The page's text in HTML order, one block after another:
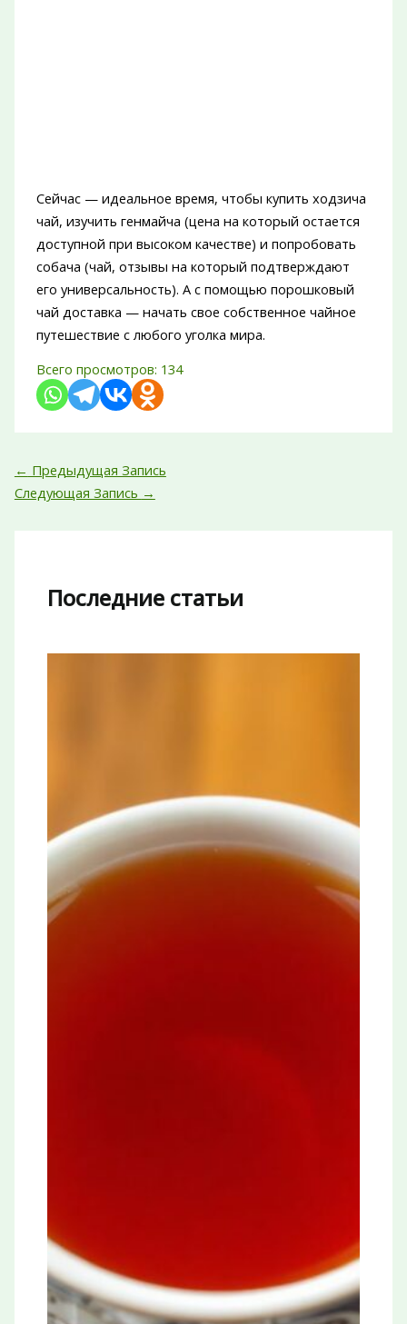
Сейчас — идеальное время, чтобы купить ходзича
чай, изучить генмайча (цена на который остается
доступной при высоком качестве) и попробовать
собача (чай, отзывы на который подтверждают
его универсальность). А с помощью порошковый
чай доставка — начать свое собственное чайное
путешествие с любого уголка мира.
Всего просмотров: 134
← Предыдущая Запись
Следующая Запись →
Последние статьи